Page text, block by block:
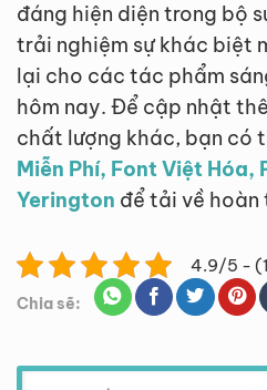
đáng hiện diện trong bộ
trải nghiệm sự khác biệt
lại cho các tác phẩm
hôm nay. Để cập nhật
chất lượng khác, bạn có
Miễn Phí, Font Việt Hóa,
Yerington để tải về hoàn
4.9/5 -
Chia sẽ:
Tìm